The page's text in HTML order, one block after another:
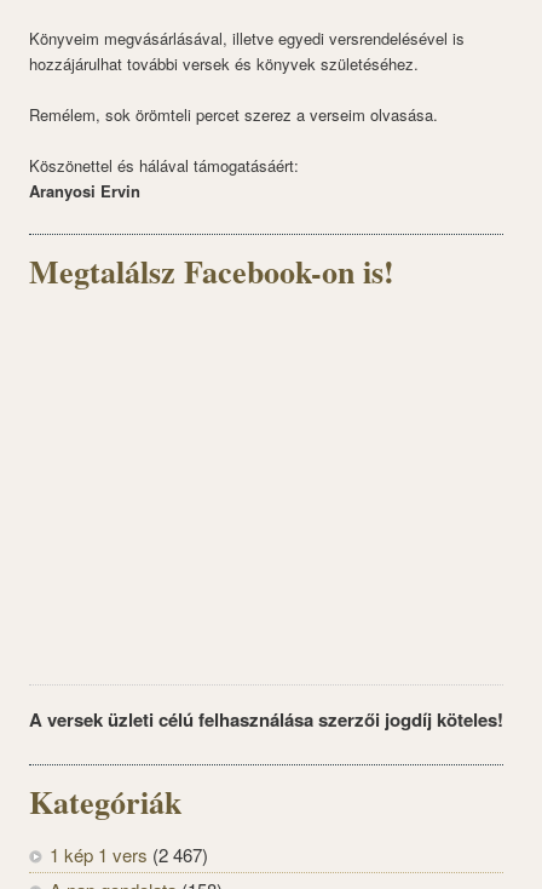
Könyveim megvásárlásával, illetve egyedi versrendelésével is
hozzájárulhat további versek és könyvek születéséhez.
Remélem, sok örömteli percet szerez a verseim olvasása.
Köszönettel és hálával támogatásáért:
Aranyosi Ervin
Megtalálsz Facebook-on is!
A versek üzleti célú felhasználása szerzői jogdíj köteles!
Kategóriák
1 kép 1 vers (2 467)